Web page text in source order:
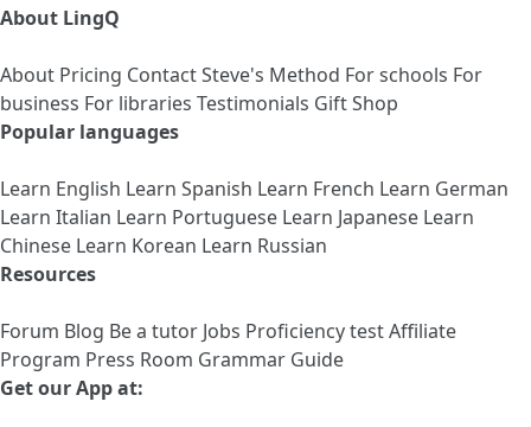
About LingQ
About Pricing ContactSteve's Method For schools For
business For libraries Testimonials Gift Shop
Popular languages
Learn English Learn Spanish Learn French Learn German
Learn Italian Learn Portuguese Learn Japanese Learn
Chinese Learn Korean Learn Russian
Resources
Forum Blog Be a tutor Jobs Proficiency testAffiliate
Program Press Room Grammar Guide
Get our App at: